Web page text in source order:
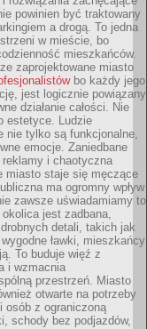
powinien być traktowany
a drogą. To jedna
w mieście, bo
mieszkańców.
zaprojektowane miasto
bo każdy jego
jest logicznie powiązany
działanie całości. Nie
estetyce. Ludzie
nie tylko są funkcjonalne,
emocje. Zaniedbane
i chaotyczna
miasto staje się męczące
ma ogromny wpływ
zawsze uświadamiamy to
jest zadbana,
detali, takich jak
ławki, mieszkańcy
To buduje więź z
i wzmacnia
przestrzeń. Miasto
otwarte na potrzeby
osób z ograniczoną
schody bez podjazdów,